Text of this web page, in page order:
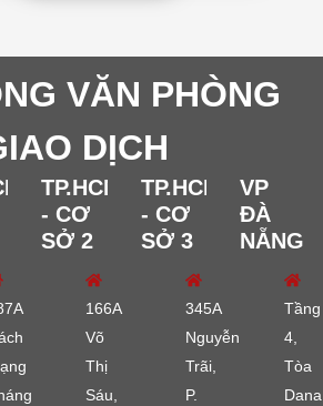
VĂN PHÒNG
DỊCH
TP.HCM
- CƠ
SỞ 2
166A
Võ
Thị
Sáu,
TP.HCM
- CƠ
SỞ 3
345A
Nguyễn
Trãi,
P.
VP
ĐÀ
NẴNG
Tầng
4,
Tòa